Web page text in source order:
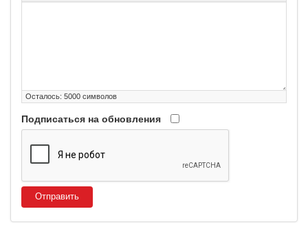
Осталось: 5000 символов
Подписаться на обновления
Отправить